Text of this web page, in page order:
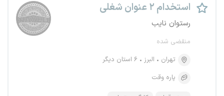
استخدام ۲ عنوان شغلی
رستوان نایب
منقضی شده
تهران
البرز
۶ استان دیگر
پاره وقت